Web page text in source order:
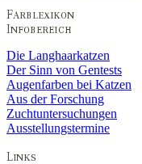
Die Langhaarkatzen
Der Sinn von Gentests
Augenfarben bei Katzen
Aus der Forschung
Zuchtuntersuchungen
Ausstellungstermine